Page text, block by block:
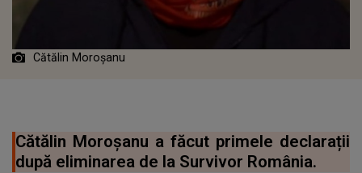
Cătălin Moroșanu
Cătălin Moroșanu a făcut primele declarații
după eliminarea de la Survivor România.